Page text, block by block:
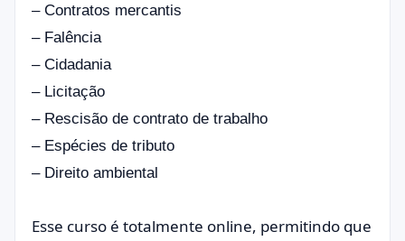
– Contratos mercantis
– Falência
– Cidadania
– Licitação
– Rescisão de contrato de trabalho
– Espécies de tributo
– Direito ambiental
Esse curso é totalmente online, permitindo que